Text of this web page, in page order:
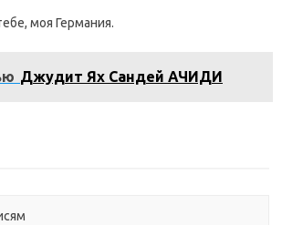
моя Германия.
Джудит Ях Сандей АЧИДИ